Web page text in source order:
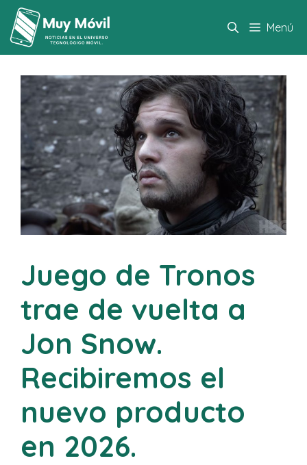
Saltar
contenido
Menú
Juego de Tronos
trae de vuelta a
Jon Snow.
Recibiremos el
nuevo producto
en 2026.